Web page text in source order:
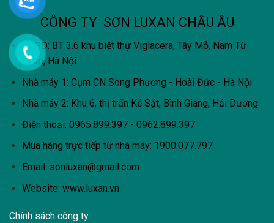
CÔNG TY SƠN LUXAN CHÂU ÂU
VPGD: BT 3.6 khu biệt thự Viglacera, Tây Mỗ, Nam Từ
Liêm, Hà Nội
Nhà máy 1: Cụm CN Song Phương - Hoài Đức - Hà Nội
Nhà máy 2: Khu 6, thị trấn Kẻ Sặt, Bình Giang, Hải Dương
Điện thoại: 0965.899.397 - 0962.899.397
Mua hàng trực tiếp từ nhà máy: 1900.077.797
Email: sonluxan@gmail.com
Website: www.luxan.vn
Chính sách công ty